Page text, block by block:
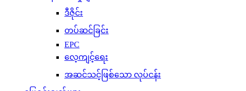
ဒီဇိုင်း
တပ်ဆင်ခြင်း
EPC
လေ့ကျင့်ရေး
အဆင်သင့်ဖြစ်သော လုပ်ငန်း